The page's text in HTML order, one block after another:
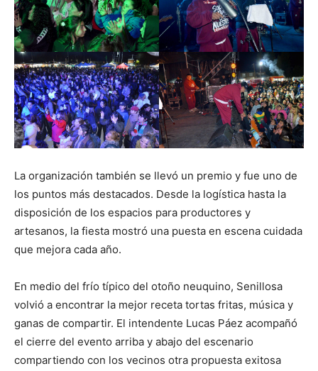
La organización también se llevó un premio y fue uno de
los puntos más destacados. Desde la logística hasta la
disposición de los espacios para productores y
artesanos, la fiesta mostró una puesta en escena cuidada
que mejora cada año.
En medio del frío típico del otoño neuquino, Senillosa
volvió a encontrar la mejor receta tortas fritas, música y
ganas de compartir. El intendente Lucas Páez acompañó
el cierre del evento arriba y abajo del escenario
compartiendo con los vecinos otra propuesta exitosa